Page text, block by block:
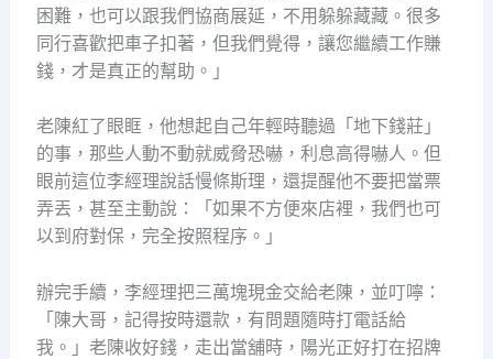
困難，也可以跟我們協商展延，不用躲躲藏藏。很多
同行喜歡把車子扣著，但我們覺得，讓您繼續工作賺
錢，才是真正的幫助。」
老陳紅了眼眶，他想起自己年輕時聽過「地下錢莊」
的事，那些人動不動就威脅恐嚇，利息高得嚇人。但
眼前這位李經理說話慢條斯理，還提醒他不要把當票
弄丟，甚至主動說：「如果不方便來店裡，我們也可
以到府對保，完全按照程序。」
辦完手續，李經理把三萬塊現金交給老陳，並叮嚀：
「陳大哥，記得按時還款，有問題隨時打電話給
我。」老陳收好錢，走出當舖時，陽光正好打在招牌